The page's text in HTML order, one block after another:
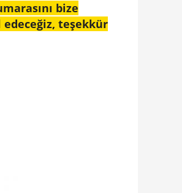
bize
edeceğiz, teşekkür